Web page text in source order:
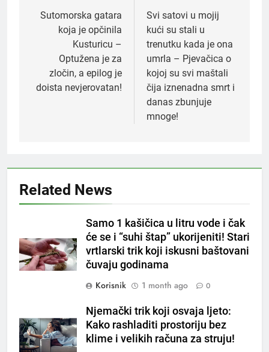
navigation
Sutomorska gatara
koja je opčinila
Kusturicu –
Optužena je za
zločin, a epilog je
doista nevjerovatan!
Svi satovi u mojij
kući su stali u
trenutku kada je ona
umrla – Pjevačica o
kojoj su svi maštali
čija iznenadna smrt i
danas zbunjuje
mnoge!
Related News
Samo 1 kašičica u litru vode i čak
će se i “suhi štap” ukorijeniti! Stari
vrtlarski trik koji iskusni baštovani
čuvaju godinama
Korisnik
1 month ago 0
Njemački trik koji osvaja ljeto:
Kako rashladiti prostoriju bez
klime i velikih računa za struju!
Čaj od lovora i cimeta – prirodni
napitak za svakodnevnu rutinu
OSTALO
ČISTAČ JETRE: Uzmite gutljaj
na prazan stomak i crijeva će
raditi kao sat, zaboravit ćete na
OSTALO